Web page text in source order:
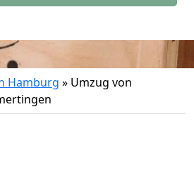
Hamburg » Umzug von